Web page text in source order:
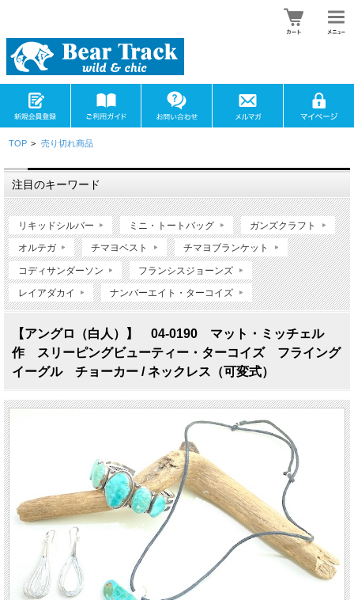
TOP > 売り切れ商品
注目のキーワード
リキッドシルバー ミニ・トートバッグ ガンズクラフト
オルテガ チマヨベスト チマヨブランケット
コディサンダーソン フランシスジョーンズ
レイアダカイ ナンバーエイト・ターコイズ
【アングロ（白人）】 04-0190 マット・ミッチェル
作 スリーピングビューティー・ターコイズ フライング
イーグル チョーカー / ネックレス（可変式）